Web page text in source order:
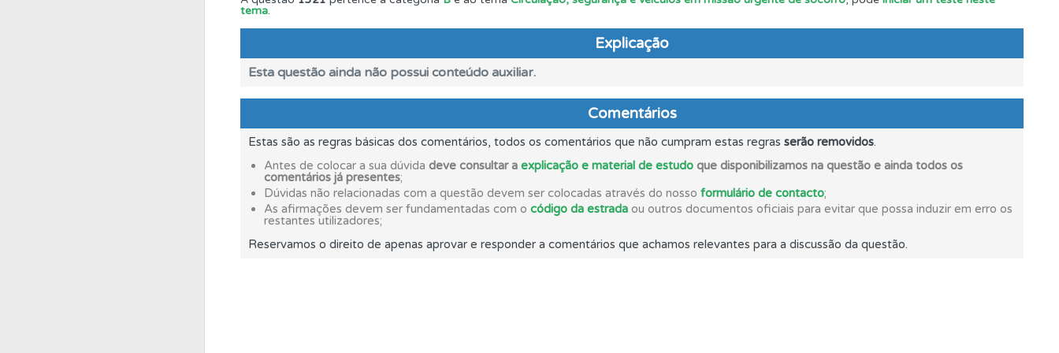
O teste "Novas" apresenta-lhe questões a que ainda não respondeu.
Testes O teste "Erradas" apresenta-lhe questões que errou e não voltou a responder.
Questões Pode guardar uma questão colocando-a como favorita.
Perfil Saiba no seu perfil se já está preparado para ir a exame.
tema.
Explicação
Esta questão ainda não possui conteúdo auxiliar.
Comentários
Estas são as regras básicas dos comentários, todos os comentários que não cumpram estas regras serão removidos.
Antes de colocar a sua dúvida deve consultar a explicação e material de estudo que disponibilizamos na questão e ainda todos os
comentários já presentes;
Dúvidas não relacionadas com a questão devem ser colocadas através do nosso formulário de contacto;
As afirmações devem ser fundamentadas com o código da estrada ou outros documentos oficiais para evitar que possa induzir em erro os
restantes utilizadores;
Reservamos o direito de apenas aprovar e responder a comentários que achamos relevantes para a discussão da questão.